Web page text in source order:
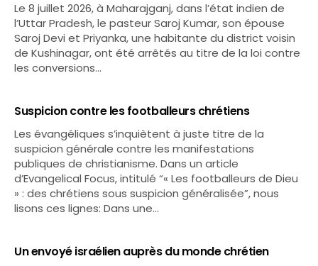
Le 8 juillet 2026, à Maharajganj, dans l’état indien de
l’Uttar Pradesh, le pasteur Saroj Kumar, son épouse
Saroj Devi et Priyanka, une habitante du district voisin
de Kushinagar, ont été arrêtés au titre de la loi contre
les conversions…
Suspicion contre les footballeurs chrétiens
Les évangéliques s’inquiètent à juste titre de la
suspicion générale contre les manifestations
publiques de christianisme. Dans un article
d’Evangelical Focus, intitulé “« Les footballeurs de Dieu
» : des chrétiens sous suspicion généralisée”, nous
lisons ces lignes: Dans une…
Un envoyé israélien auprès du monde chrétien